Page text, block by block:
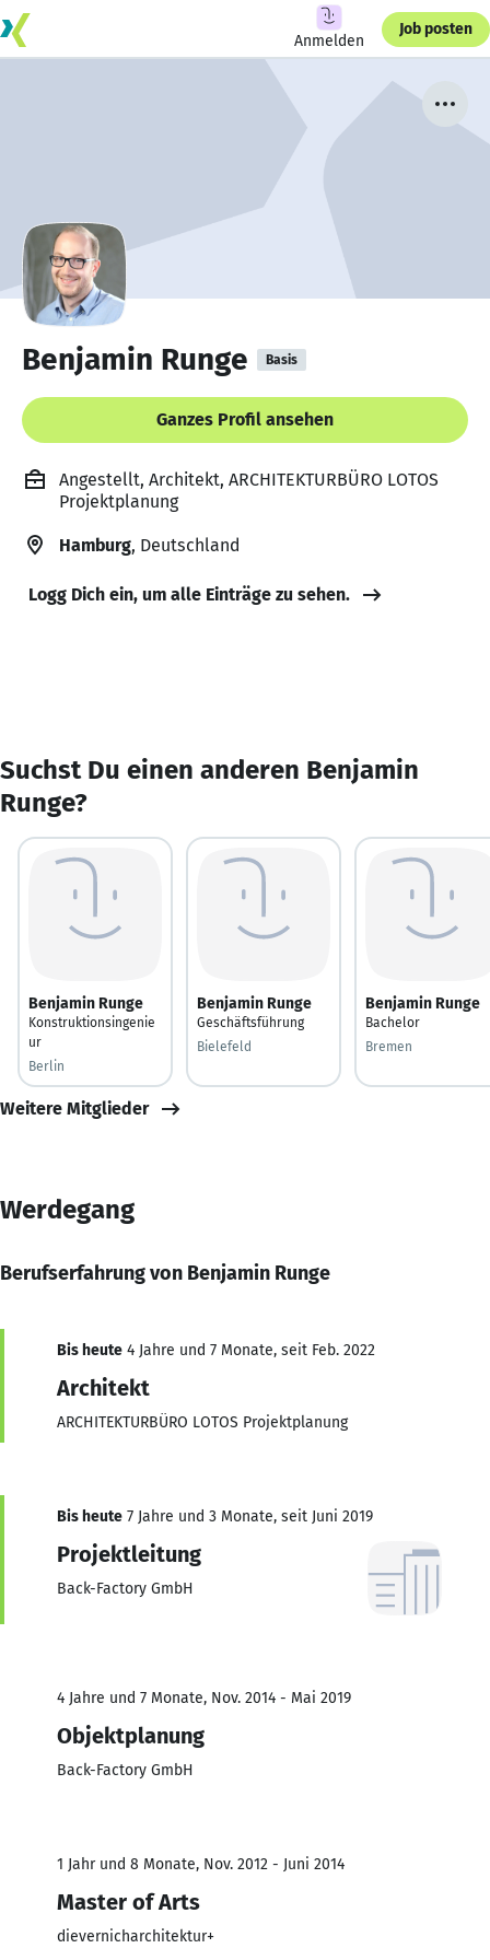
Anmelden
Job posten
Benjamin Runge Basis
Ganzes Profil ansehen
Angestellt, Architekt, ARCHITEKTURBÜRO LOTOS
Projektplanung
Hamburg, Deutschland
Logg Dich ein, um alle Einträge zu sehen.
Suchst Du einen anderen Benjamin
Runge?
Benjamin Runge
Konstruktionsingenie
ur
Berlin
Benjamin Runge
Geschäftsführung
Bielefeld
Benjamin Runge
Bachelor
Bremen
Weitere Mitglieder
Werdegang
Berufserfahrung von Benjamin Runge
Bis heute 4 Jahre und 7 Monate, seit Feb. 2022
Architekt
ARCHITEKTURBÜRO LOTOS Projektplanung
Bis heute 7 Jahre und 3 Monate, seit Juni 2019
Projektleitung
Back-Factory GmbH
4 Jahre und 7 Monate, Nov. 2014 - Mai 2019
Objektplanung
Back-Factory GmbH
1 Jahr und 8 Monate, Nov. 2012 - Juni 2014
Master of Arts
dievernicharchitektur+